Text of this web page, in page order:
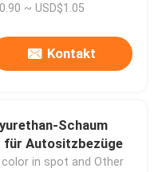
~ USD$1.05
Kontakt
Schaum
für Autositzbezüge
color in spot and Other